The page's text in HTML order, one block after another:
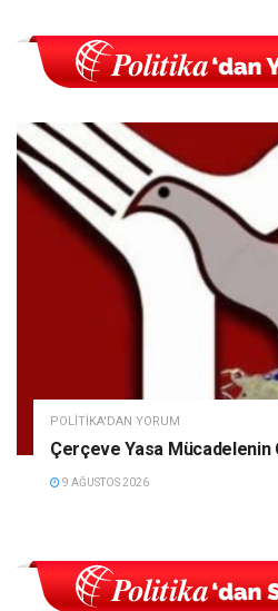
POLITIKA'DAN YORUM
Çerçeve Yasa
9 AĞUSTOS 2026